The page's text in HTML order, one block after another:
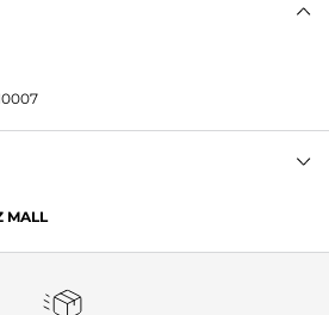
de cordão torcido, e palmilha
tramado e tag lisa do nome da
dedos. Aberto, o chinelo exibe
MALL